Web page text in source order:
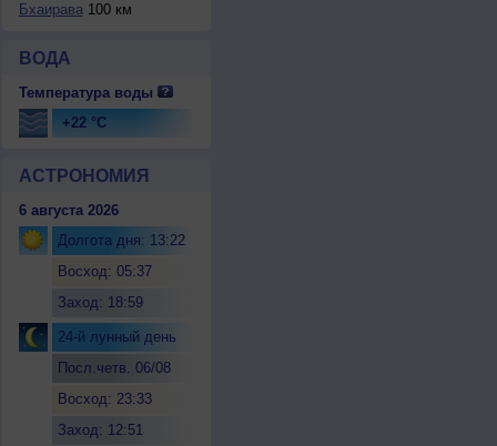
Бхаирава100 км
ВОДА
Температура воды
+22 °C
АСТРОНОМИЯ
6 августа 2026
Долгота дня: 13:22
Восход: 05:37
Заход: 18:59
24-й лунный день
Посл.четв. 06/08
Восход: 23:33
Заход: 12:51